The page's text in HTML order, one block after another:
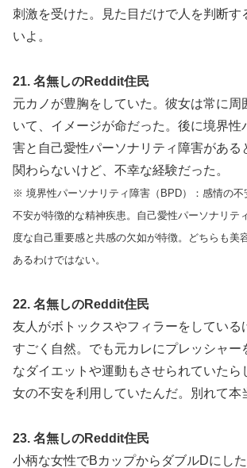
刺激を受けた。見た目だけで人を判断す
いよ。
21. 名無しのReddit住民
元カノが豊胸をしていた。彼女は常に周
いて、イメージが命だった。後に境界性
害と自己愛性パーソナリティ障害がある
関わらないけど、不幸な経験だった。
※ 境界性パーソナリティ障害（BPD）：感情の不
不安が特徴的な精神疾患。自己愛性パーソナリテ
度な自己重要感と共感の欠如が特徴。どちらも美
あるわけではない。
22. 名無しのReddit住民
友人がボトックスやフィラーをしている
すごく自然。でも元カレにプレッシャー
なダイエットや運動もさせられていたら
女の不安を利用していたんだ。別れて本
23. 名無しのReddit住民
小柄な女性でBカップからダブルDにし